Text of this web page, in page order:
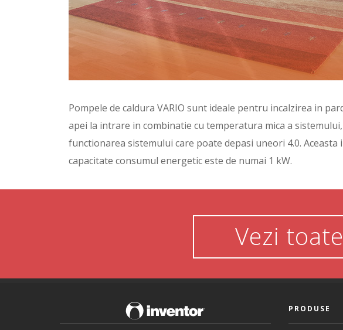
Pompele de caldura VARIO sunt ideale pentru incalzirea in
apei la intrare in combinatie cu temperatura mica a
functionarea sistemului care poate depasi uneori 4.0. Aceasta
capacitate consumul energetic este de numai 1 kW.
Vezi
PRODUSE